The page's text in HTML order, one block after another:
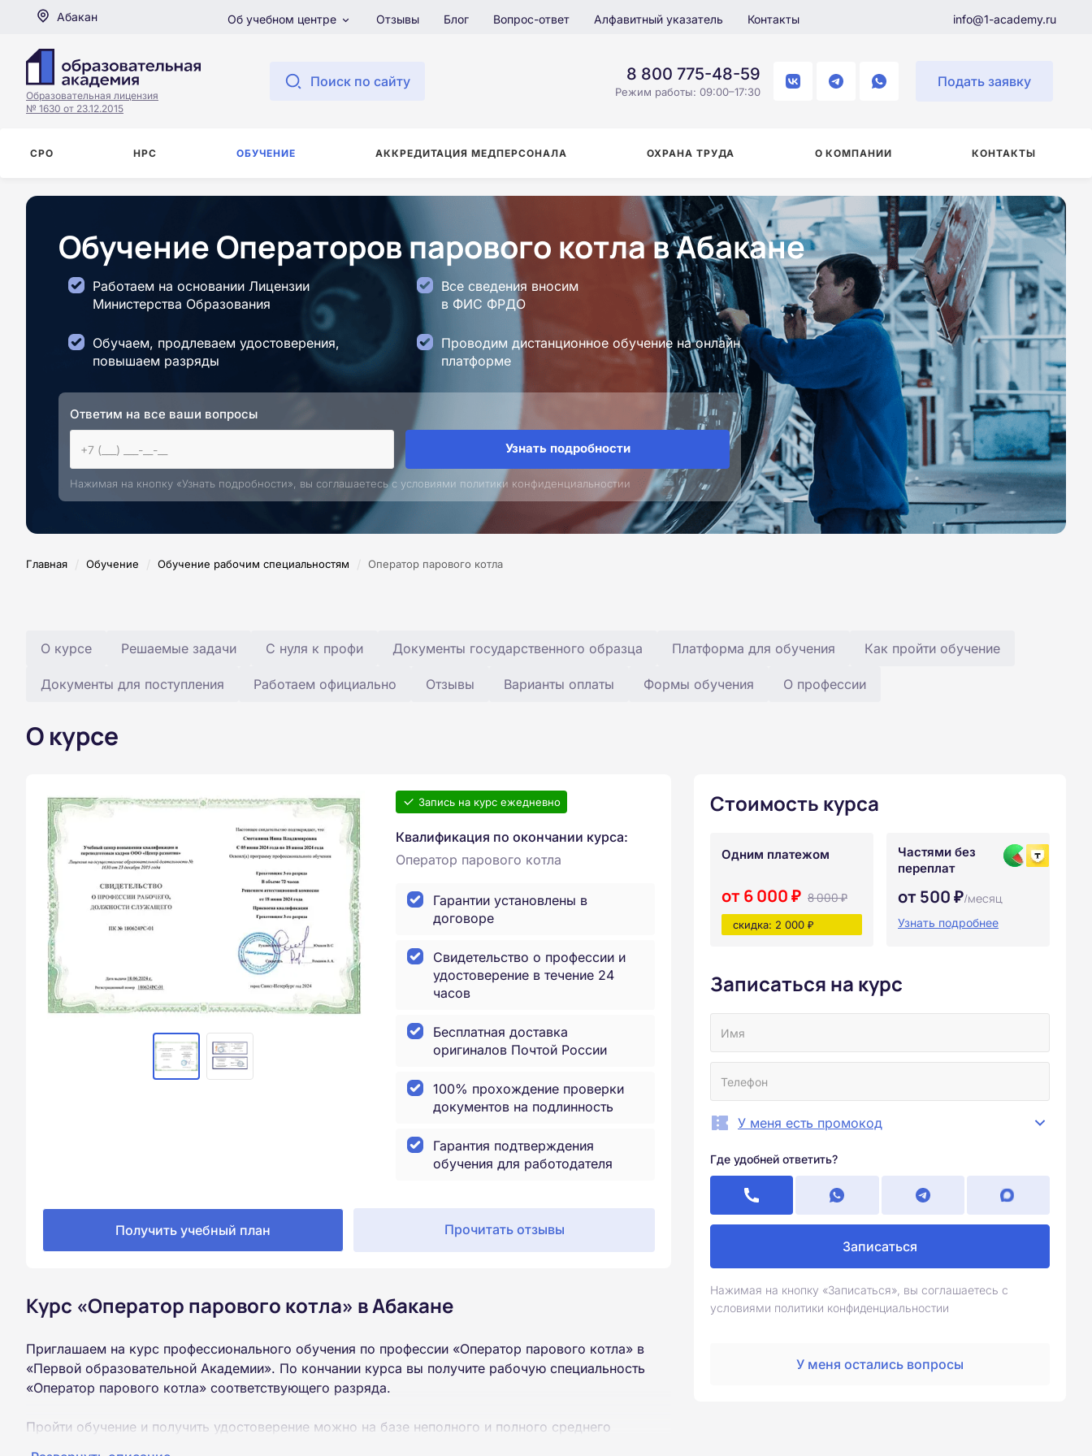
Абакан Об учебном центре Отзывы Блог Вопрос-ответ Алфавитный указатель Контакты info@1-academy.ru
Образовательная лицензия
№ 1630 от 23.12.2015
Поиск по сайту 8 800 775-48-59
Режим работы: 09:00–17:30
Подать заявку
СРО НРС ОБУЧЕНИЕ АККРЕДИТАЦИЯ МЕДПЕРСОНАЛА ОХРАНА ТРУДА О КОМПАНИИ КОНТАКТЫ
Обучение Операторов парового котла в Абакане
Работаем на основании Лицензии
Министерства Образования
Все сведения вносим
в ФИС ФРДО
Обучаем, продлеваем удостоверения,
повышаем разряды
Проводим дистанционное обучение на онлайн
платформе
Ответим на все ваши вопросы
Узнать подробности
Нажимая на кнопку «Узнать подробности», вы соглашаетесь с условиями политики конфиденциальностии
Главная / Обучение / Обучение рабочим специальностям / Оператор парового котла
О курсе Решаемые задачи С нуля к профи Документы государственного образца Платформа для обучения Как пройти обучение
Документы для поступления Работаем официально Отзывы Варианты оплаты Формы обучения О профессии
О курсе
Запись на курс ежедневно
Квалификация по окончании курса:
Оператор парового котла
Гарантии установлены в
договоре
Свидетельство о профессии и
удостоверение в течение 24
часов
Бесплатная доставка
оригиналов Почтой России
100% прохождение проверки
документов на подлинность
Гарантия подтверждения
обучения для работодателя
Получить учебный план Прочитать отзывы
Курс «Оператор парового котла» в Абакане
Приглашаем на курс профессионального обучения по профессии «Оператор парового котла» в
«Первой образовательной Академии». По кончании курса вы получите рабочую специальность
«Оператор парового котла» соответствующего разряда.
Пройти обучение и получить удостоверение можно на базе неполного и полного среднего
Стоимость курса
Одним платежом
от 6 000 ₽ 8 000 ₽
скидка: 2 000 ₽
Частями без
переплат
от 500 ₽/месяц
Узнать подробнее
Записаться на курс
У меня есть промокод
Где удобней ответить?
Записаться
Нажимая на кнопку «Записаться», вы соглашаетесь с
условиями политики конфиденциальностии
У меня остались вопросы